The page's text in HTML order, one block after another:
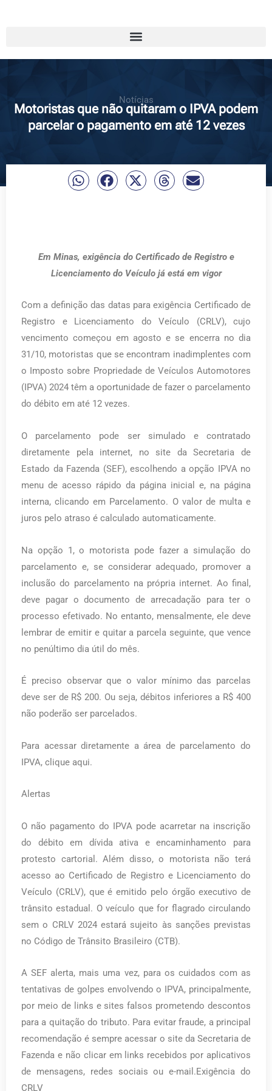
Notícias
Motoristas que não quitaram o IPVA podem
parcelar o pagamento em até 12 vezes
Em Minas, exigência do Certificado de Registro e
Licenciamento do Veículo já está em vigor
Com a definição das datas para exigência Certificado de
Registro e Licenciamento do Veículo (CRLV), cujo
vencimento começou em agosto e se encerra no dia
31/10, motoristas que se encontram inadimplentes com
o Imposto sobre Propriedade de Veículos Automotores
(IPVA) 2024 têm a oportunidade de fazer o parcelamento
do débito em até 12 vezes.
O parcelamento pode ser simulado e contratado
diretamente pela internet, no site da Secretaria de
Estado da Fazenda (SEF), escolhendo a opção IPVA no
menu de acesso rápido da página inicial e, na página
interna, clicando em Parcelamento. O valor de multa e
juros pelo atraso é calculado automaticamente.
Na opção 1, o motorista pode fazer a simulação do
parcelamento e, se considerar adequado, promover a
inclusão do parcelamento na própria internet. Ao final,
deve pagar o documento de arrecadação para ter o
processo efetivado. No entanto, mensalmente, ele deve
lembrar de emitir e quitar a parcela seguinte, que vence
no penúltimo dia útil do mês.
É preciso observar que o valor mínimo das parcelas
deve ser de R$ 200. Ou seja, débitos inferiores a R$ 400
não poderão ser parcelados.
Para acessar diretamente a área de parcelamento do
IPVA, clique aqui.
Alertas
O não pagamento do IPVA pode acarretar na inscrição
do débito em dívida ativa e encaminhamento para
protesto cartorial. Além disso, o motorista não terá
acesso ao Certificado de Registro e Licenciamento do
Veículo (CRLV), que é emitido pelo órgão executivo de
trânsito estadual. O veículo que for flagrado circulando
sem o CRLV 2024 estará sujeito às sanções previstas
no Código de Trânsito Brasileiro (CTB).
A SEF alerta, mais uma vez, para os cuidados com as
tentativas de golpes envolvendo o IPVA, principalmente,
por meio de links e sites falsos prometendo descontos
para a quitação do tributo. Para evitar fraude, a principal
recomendação é sempre acessar o site da Secretaria de
Fazenda e não clicar em links recebidos por aplicativos
de mensagens, redes sociais ou e-mail.Exigência do
CRLV